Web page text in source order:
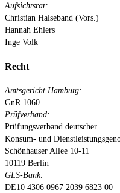
Aufsichtsrat:
Christian Halseband (Vors.)
Hannah Ehlers
Inge Volk
Recht
Amtsgericht Hamburg:
GnR 1060
Prüfverband:
Prüfungsverband deutscher
Konsum- und
Schönhauser Allee 10-11
10119 Berlin
GLS-Bank:
DE10 4306 0967 2039 6823 00